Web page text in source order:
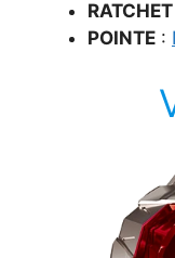
RATCHET
POINTE :